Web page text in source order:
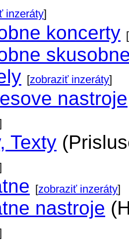
inzeráty]
koncerty [
[zobraziť inzeráty]
nastroje
Texty
[zobraziť inzeráty]
nastroje